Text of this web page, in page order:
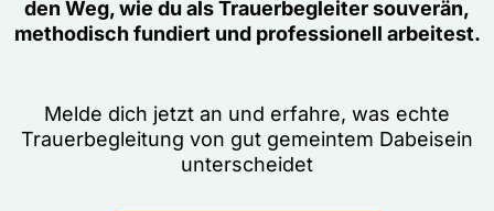
den Weg, wie du als Trauerbegleiter souverän,
methodisch fundiert und professionell arbeitest.
Melde dich jetzt an und erfahre, was echte
Trauerbegleitung von gut gemeintem Dabeisein
unterscheidet